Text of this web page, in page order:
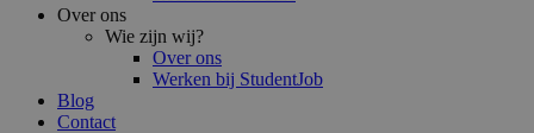
Over ons
Wie zijn wij?
Over ons
Werken bij StudentJob
Blog
Contact